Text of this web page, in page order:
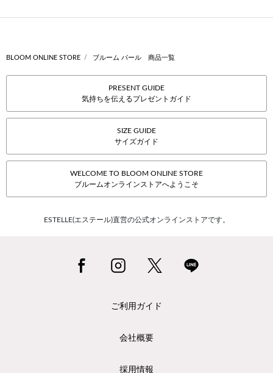
BLOOM ONLINE STORE ブルーム パール 商品一覧
PRESENT GUIDE
気持ちを伝えるプレゼントガイド
SIZE GUIDE
サイズガイド
WELCOME TO BLOOM ONLINE STORE
ブルームオンラインストアへようこそ
ESTELLE(エステール)直営の公式オンラインストアです。
ご利用ガイド
会社概要
採用情報